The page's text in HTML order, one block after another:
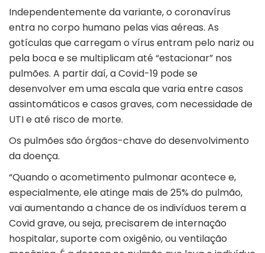
Independentemente da variante, o coronavírus
entra no corpo humano pelas vias aéreas. As
gotículas que carregam o vírus entram pelo nariz ou
pela boca e se multiplicam até “estacionar” nos
pulmões. A partir daí, a Covid-19 pode se
desenvolver em uma escala que varia entre casos
assintomáticos e casos graves, com necessidade de
UTI e até risco de morte.
Os pulmões são órgãos-chave do desenvolvimento
da doença.
“Quando o acometimento pulmonar acontece e,
especialmente, ele atinge mais de 25% do pulmão,
vai aumentando a chance de os indivíduos terem a
Covid grave, ou seja, precisarem de internação
hospitalar, suporte com oxigênio, ou ventilação